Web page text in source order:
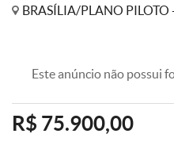
BRASÍLIA/PLANO PILOTO
Este anúncio não possui
R$ 75.900,00